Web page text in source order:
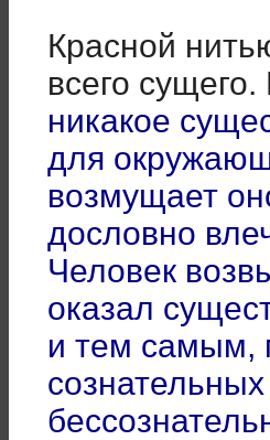
Красной
всего
никакое
для
возмущает
дословно
Человек
оказал
и тем самым,